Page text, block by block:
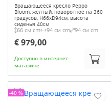
Вращающееся кресло Peppo
Bloom, желтый, поворотное на 360
градусов, H66xD94см, высота
сиденья 40см
66 см cm 94 см cm 94 см cm
€ 979,00
Доступно в интернет-
магазине
-40 %